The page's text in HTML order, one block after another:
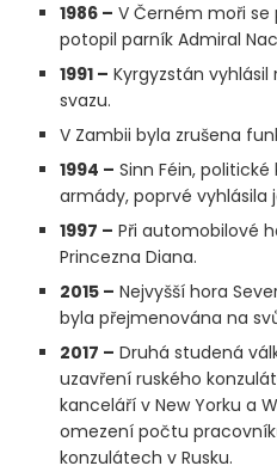
1986 – V Černém moři se
potopil parník Admiral
1991 – Kyrgyzstán
svazu.
V Zambii byla zrušena
1994 – Sinn Féin,
armády, poprvé vyhlásila
1997 – Při automobilové
Princezna Diana.
2015 – Nejvyšší hora
byla přejmenována na
2017 – Druhá studená
uzavření ruského
kanceláří v New Yorku a
omezení počtu
konzulátech v Rusku.